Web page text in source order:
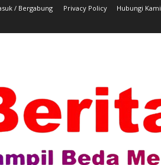
/ Bergabung Privacy Policy Hubungi Kami